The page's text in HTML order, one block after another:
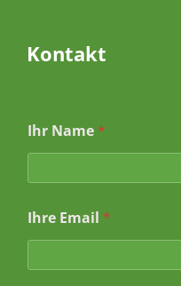
Kontakt
*
*
Ihr Name *
Ihre Email *